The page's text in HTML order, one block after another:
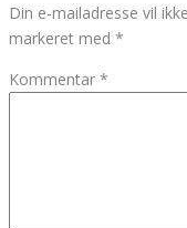
Din e-mailadresse vil
markeret med *
Kommentar *